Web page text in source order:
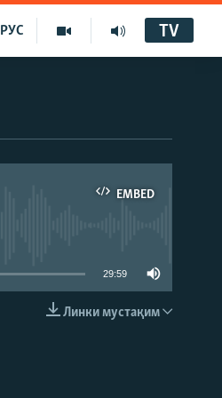
РУС TV
EMBED
EMBED
29:59
Линки мустақим